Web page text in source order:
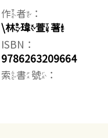
作者：
\林瑋萱著
ISBN：
9786263209664
索書號：